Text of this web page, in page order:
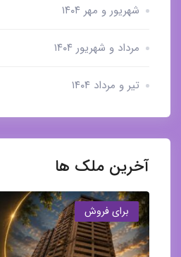
شهریور و مهر ۱۴۰۴
مرداد و شهریور ۱۴۰۴
تیر و مرداد ۱۴۰۴
آخرین ملک ها
برای فروش